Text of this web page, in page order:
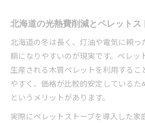
北海道の光熱費削減とペレットス
北海道の冬は長く、灯油や電気に頼っ
額になりやすいのが現実です。ペレッ
生産される木質ペレットを利用するこ
やすく、価格が比較的安定しているた
というメリットがあります。
実際にペレットストーブを導入した家